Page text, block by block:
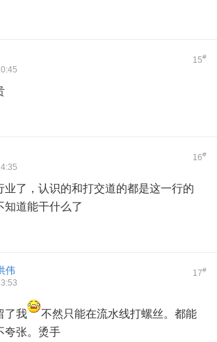
15#
16#
业了，认识的和打交道的都是这一行的
知道能干什么了
17#
伟
了我
不然只能在流水线打螺丝。都能
夸张。烫手